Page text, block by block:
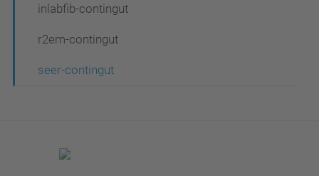
inlabfib-contingut
r2em-contingut
seer-contingut